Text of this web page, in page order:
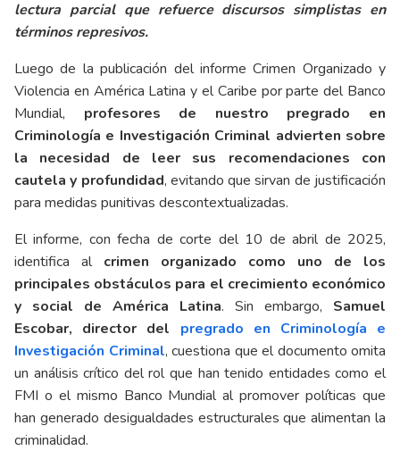
lectura parcial que refuerce discursos simplistas en
términos represivos.
Luego de la publicación del informe Crimen Organizado y
Violencia en América Latina y el Caribe por parte del Banco
Mundial, profesores de nuestro pregrado en
Criminología e Investigación Criminal advierten sobre
la necesidad de leer sus recomendaciones con
cautela y profundidad, evitando que sirvan de justificación
para medidas punitivas descontextualizadas.
El informe, con fecha de corte del 10 de abril de 2025,
identifica al crimen organizado como uno de los
principales obstáculos para el crecimiento económico
y social de América Latina. Sin embargo, Samuel
Escobar, director del pregrado en Criminología e
Investigación Criminal, cuestiona que el documento omita
un análisis crítico del rol que han tenido entidades como el
FMI o el mismo Banco Mundial al promover políticas que
han generado desigualdades estructurales que alimentan la
criminalidad.